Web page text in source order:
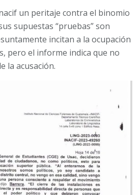
un peritaje contra el binomio
supuestas “pruebas” son
incitan a la ocupación
pero el informe indica que no
la acusación.